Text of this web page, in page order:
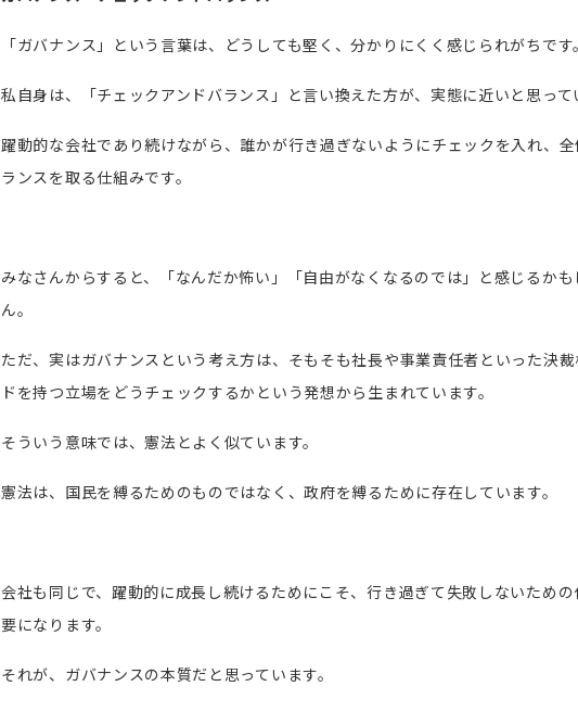
「ガバナンス」という言葉は、どうしても堅く、分かりにくく感じられがちです。
私自身は、「チェックアンドバランス」と言い換えた方が、実態に近いと思って
躍動的な会社であり続けながら、誰かが行き過ぎないようにチェックを入れ、
ランスを取る仕組みです。
みなさんからすると、「なんだか怖い」「自由がなくなるのでは」と感じるかも
ん。
ただ、実はガバナンスという考え方は、そもそも社長や事業責任者といった決
ドを持つ立場をどうチェックするかという発想から生まれています。
そういう意味では、憲法とよく似ています。
憲法は、国民を縛るためのものではなく、政府を縛るために存在しています。
会社も同じで、躍動的に成長し続けるためにこそ、行き過ぎて失敗しないため
要になります。
それが、ガバナンスの本質だと思っています。